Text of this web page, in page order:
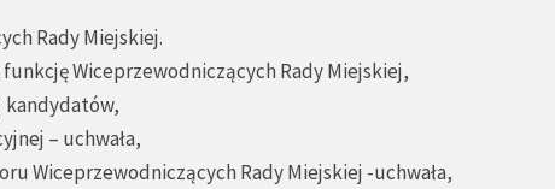
Rady Miejskiej.
Wiceprzewodniczących Rady Miejskiej,
kandydatów,
– uchwała,
Wiceprzewodniczących Rady Miejskiej -uchwała,